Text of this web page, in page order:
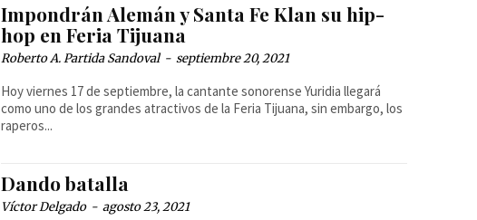
Impondrán Alemán y Santa Fe Klan su hip-
hop en Feria Tijuana
Roberto A. Partida Sandoval - septiembre 20, 2021
Hoy viernes 17 de septiembre, la cantante sonorense Yuridia llegará
como uno de los grandes atractivos de la Feria Tijuana, sin embargo, los
raperos...
Dando batalla
Víctor Delgado - agosto 23, 2021